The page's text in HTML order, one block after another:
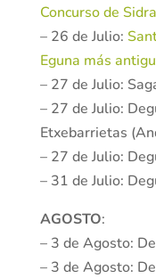
Concurso de
– 26 de Julio:
Eguna más
– 27 de Julio:
– 27 de Julio:
Etxebarrietas
– 27 de Julio:
– 31 de Julio:
AGOSTO:
– 3 de Agosto:
– 3 de Agosto: